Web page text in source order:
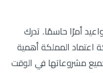
أمرًا حاسمًا. تدرك
اعتماد المملكة أهمية
مشروعاتها في الوقت